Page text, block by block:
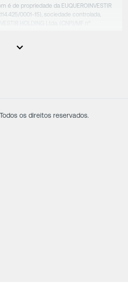
é de propriedade da EUQUEROINVESTIR
0001-15), sociedade controlada,
independentes, sendo que estes
os direitos reservados.